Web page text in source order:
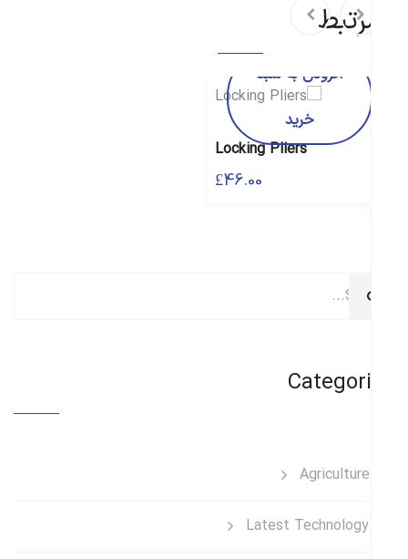
افزودن به سبد
Locking Pliers
£46.00
Agriculture
Latest Technology